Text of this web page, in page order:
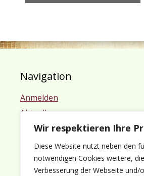
Wir respektieren Ihre
Diese Website nutzt neben den
notwendigen Cookies weitere,
Verbesserung der Webseite
Navigation
Anmelden
Aktuelles
Termine
Mitgliedschaft
Kontakt